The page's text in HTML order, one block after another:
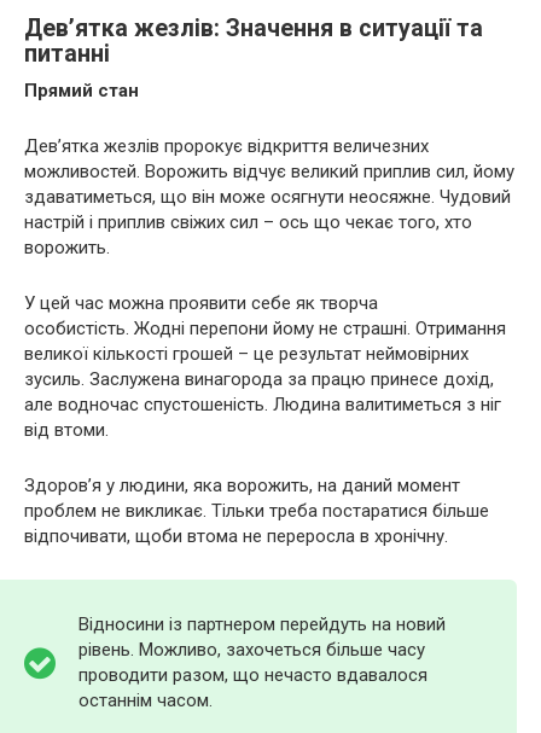
Дев’ятка жезлів: Значення в ситуації та
питанні
Прямий стан
Дев’ятка жезлів пророкує відкриття величезних
можливостей. Ворожить відчує великий приплив сил, йому
здаватиметься, що він може осягнути неосяжне. Чудовий
настрій і приплив свіжих сил – ось що чекає того, хто
ворожить.
У цей час можна проявити себе як творча
особистість. Жодні перепони йому не страшні. Отримання
великої кількості грошей – це результат неймовірних
зусиль. Заслужена винагорода за працю принесе дохід,
але водночас спустошеність. Людина валитиметься з ніг
від втоми.
Здоров’я у людини, яка ворожить, на даний момент
проблем не викликає. Тільки треба постаратися більше
відпочивати, щоби втома не переросла в хронічну.
Відносини із партнером перейдуть на новий
рівень. Можливо, захочеться більше часу
проводити разом, що нечасто вдавалося
останнім часом.